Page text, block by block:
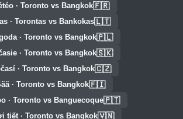
🇫🇷
· Toronto vs Bangkok
🇱🇹
· Torontas vs Bankokas
🇵🇱
· Toronto vs Bangkok
🇸🇰
· Toronto vs Bangkok
🇨🇿
· Toronto vs Bangkok
🇫🇮
· Toronto vs Bangkok
🇵🇹
· Toronto vs Banguecoque
🇻🇳
tiết · Toronto vs Bangkok